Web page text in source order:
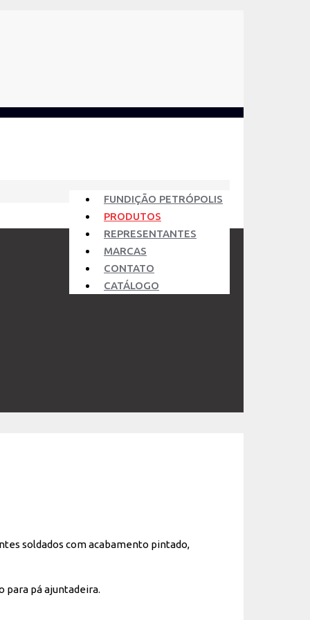
FUNDIÇÃO PETRÓPOLIS
PRODUTOS
REPRESENTANTES
MARCAS
CONTATO
CATÁLOGO
soldados com acabamento pintado,
para pá ajuntadeira.